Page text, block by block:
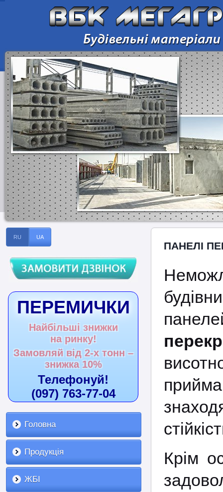
RU UA
ПЕРЕМИЧКИ
Найбільші знижки
на ринку!
Замовляй від 2-х тонн –
знижка 10%
Телефонуй!
(097) 763-77-04
Головна
Продукція
ЖБІ
ПАНЕЛІ
Крім